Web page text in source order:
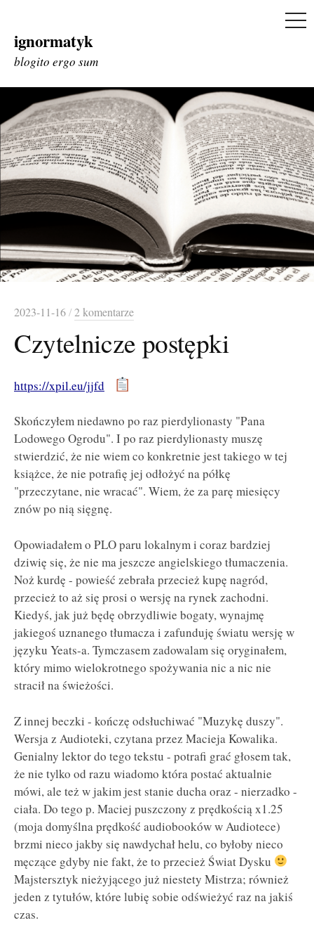
Skip
to
ignormatyk
blogito ergo sum
2023-11-16/2 komentarze
Czytelnicze postępki
https://xpil.eu/jjfd
Skończyłem niedawno po raz pierdylionasty "Pana
Lodowego Ogrodu". I po raz pierdylionasty muszę
stwierdzić, że nie wiem co konkretnie jest takiego w tej
książce, że nie potrafię jej odłożyć na półkę
"przeczytane, nie wracać". Wiem, że za parę miesięcy
znów po nią sięgnę.
Opowiadałem o PLO paru lokalnym i coraz bardziej
dziwię się, że nie ma jeszcze angielskiego tłumaczenia.
Noż kurdę - powieść zebrała przecież kupę nagród,
przecież to aż się prosi o wersję na rynek zachodni.
Kiedyś, jak już będę obrzydliwie bogaty, wynajmę
jakiegoś uznanego tłumacza i zafunduję światu wersję w
języku Yeats-a. Tymczasem zadowalam się oryginałem,
który mimo wielokrotnego spożywania nic a nic nie
stracił na świeżości.
Z innej beczki - kończę odsłuchiwać "Muzykę duszy".
Wersja z Audioteki, czytana przez Macieja Kowalika.
Genialny lektor do tego tekstu - potrafi grać głosem tak,
że nie tylko od razu wiadomo która postać aktualnie
mówi, ale też w jakim jest stanie ducha oraz - nierzadko -
ciała. Do tego p. Maciej puszczony z prędkością x1.25
(moja domyślna prędkość audiobooków w Audiotece)
brzmi nieco jakby się nawdychał helu, co byłoby nieco
męczące gdyby nie fakt, że to przecież Świat Dysku
Majstersztyk nieżyjącego już niestety Mistrza; również
jeden z tytułów, które lubię sobie odświeżyć raz na jakiś
czas.